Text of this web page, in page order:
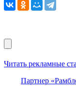
Читать рекламные
Партнер